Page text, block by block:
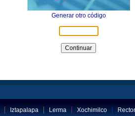
Generar otro código
Iztapalapa Lerma Xochimilco